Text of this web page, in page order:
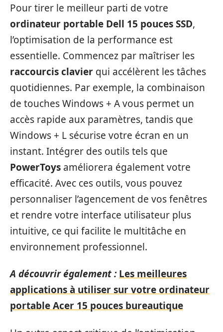
Pour tirer le meilleur parti de votre
ordinateur portable Dell 15 pouces SSD,
l’optimisation de la performance est
essentielle. Commencez par maîtriser les
raccourcis clavier qui accélèrent les tâches
quotidiennes. Par exemple, la combinaison
de touches Windows + A vous permet un
accès rapide aux paramètres, tandis que
Windows + L sécurise votre écran en un
instant. Intégrer des outils tels que
PowerToys améliorera également votre
efficacité. Avec ces outils, vous pouvez
personnaliser l’agencement de vos fenêtres
et rendre votre interface utilisateur plus
intuitive, ce qui facilite le multitâche en
environnement professionnel.
A découvrir également : Les meilleures
applications à utiliser sur votre ordinateur
portable Acer 15 pouces bureautique